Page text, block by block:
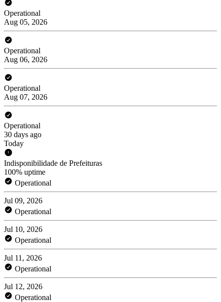
Operational
Aug 05, 2026
Operational
Aug 06, 2026
Operational
Aug 07, 2026
Operational
30 days ago
Today
Indisponibilidade de Prefeituras
100% uptime
Operational
Jul 09, 2026
Operational
Jul 10, 2026
Operational
Jul 11, 2026
Operational
Jul 12, 2026
Operational